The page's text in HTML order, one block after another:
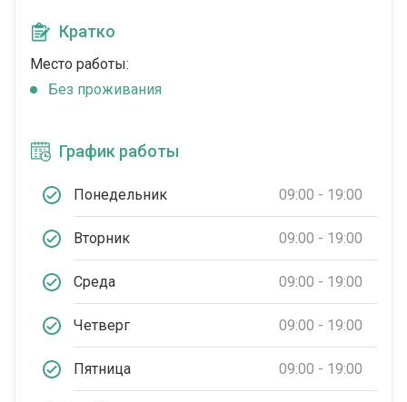
Кратко
Место работы:
Без проживания
График работы
Понедельник 09:00 - 19:00
Вторник 09:00 - 19:00
Среда 09:00 - 19:00
Четверг 09:00 - 19:00
Пятница 09:00 - 19:00